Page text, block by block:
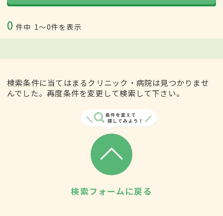
0 件中 1〜0件を表示
検索条件に当てはまるクリニック・病院は見つかりませ
んでした。再度条件を変更して検索して下さい。
検索フォームに戻る